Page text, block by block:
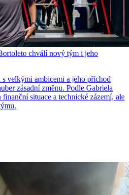
chválí nový tým i jeho
velkými ambicemi a jeho příchod
zásadní změnu. Podle Gabriela
situace a technické zázemí, ale